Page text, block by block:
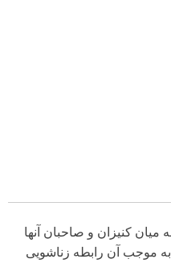
کنیزان و صاحبان آنها
موجب آن رابطه زناشویی